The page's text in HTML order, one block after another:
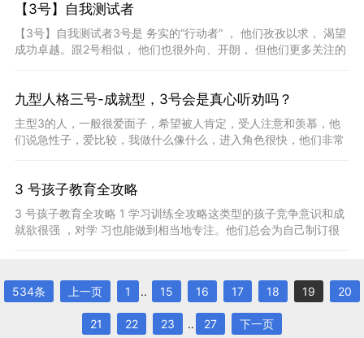
【3号】自我测试者
【3号】自我测试者3号是 务实的“行动者” ， 他们孜孜以求， 渴望
成功卓越。跟2号相似， 他们也很外向、开朗， 但他们更多关注的
九型人格三号-成就型，3号会是真心听劝吗？
主型3的人，一般很爱面子，希望被人肯定，受人注意和羡慕，他
们说急性子，爱比较，我做什么像什么，进入角色很快，他们非常
3 号孩子教育全攻略
3 号孩子教育全攻略 1 学习训练全攻略这类型的孩子竞争意识和成
就欲很强 ，对学 习也能做到相当地专注。他们总会为自己制订很
534条 上一页 1 .. 15 16 17 18 19 20
21 22 23 .. 27 下一页